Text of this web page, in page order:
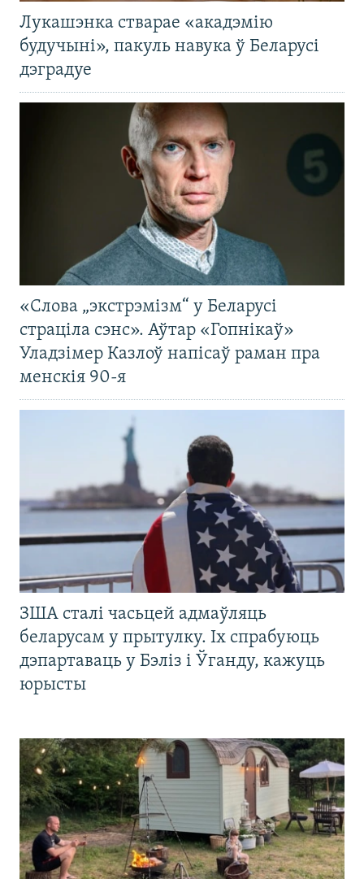
Лукашэнка стварае «акадэмію
будучыні», пакуль навука ў Беларусі
дэградуе
«Слова „экстрэмізм“ у Беларусі
страціла сэнс». Аўтар «Гопнікаў»
Уладзімер Казлоў напісаў раман пра
менскія 90-я
ЗША сталі часьцей адмаўляць
беларусам у прытулку. Іх спрабуюць
дэпартаваць у Бэліз і Ўганду, кажуць
юрысты